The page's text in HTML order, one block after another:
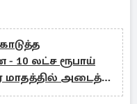
லட்ச ரூபாய்
அடைத்த